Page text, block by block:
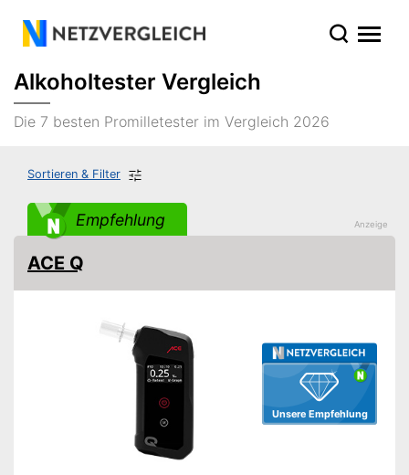
Alkoholtester Vergleich
Die 7 besten Promilletester im Vergleich 2026
Sortieren & Filter
Empfehlung
Unsere Empfehlung
ACE Q